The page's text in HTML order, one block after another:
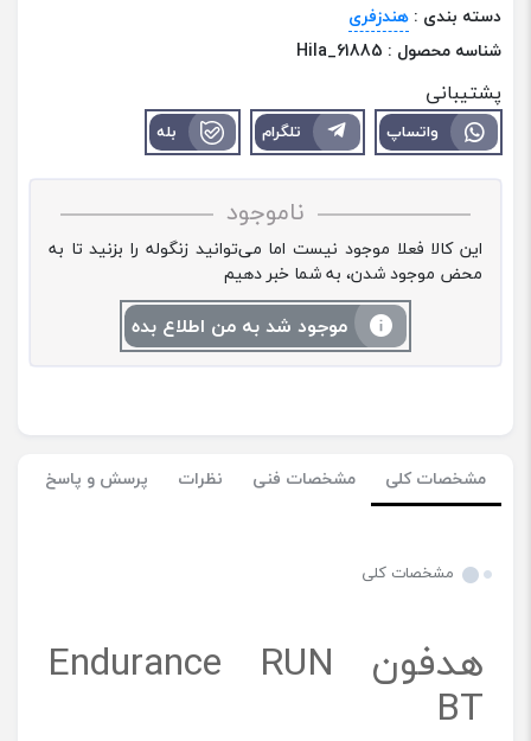
دسته بندی : هندزفری
شناسه محصول : Hila_61885
پشتیبانی
واتساپ تلگرام بله
ناموجود
این کالا فعلا موجود نیست اما می‌توانید زنگوله را بزنید تا به
محض موجود شدن، به شما خبر دهیم
موجود شد به من اطلاع بده
مشخصات کلی مشخصات فنی نظرات پرسش و پاسخ
مشخصات کلی
هدفون Endurance RUN
BT